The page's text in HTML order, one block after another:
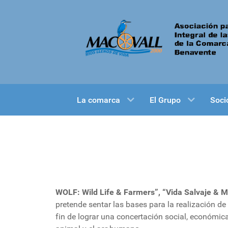
La comarca El Grupo
WOLF: Wild Life & Farmers”, “Vida Salvaje &
pretende sentar las bases para la realización
fin de lograr una concertación social,